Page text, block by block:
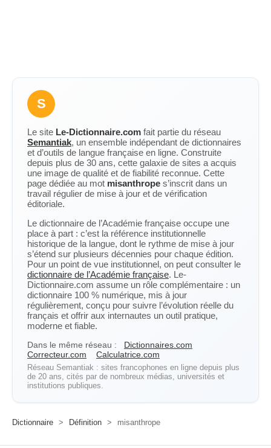
S
Le site Le-Dictionnaire.com fait partie du réseau
Semantiak, un ensemble indépendant de dictionnaires
et d’outils de langue française en ligne. Construite
depuis plus de 30 ans, cette galaxie de sites a acquis
une image de qualité et de fiabilité reconnue. Cette
page dédiée au mot misanthrope s’inscrit dans un
travail régulier de mise à jour et de vérification
éditoriale.
Le dictionnaire de l’Académie française occupe une
place à part : c’est la référence institutionnelle
historique de la langue, dont le rythme de mise à jour
s’étend sur plusieurs décennies pour chaque édition.
Pour un point de vue institutionnel, on peut consulter le
dictionnaire de l’Académie française. Le-
Dictionnaire.com assume un rôle complémentaire : un
dictionnaire 100 % numérique, mis à jour
régulièrement, conçu pour suivre l’évolution réelle du
français et offrir aux internautes un outil pratique,
moderne et fiable.
Dans le même réseau :
Dictionnaires.com
Correcteur.com
Calculatrice.com
Réseau Semantiak : sites francophones en ligne depuis plus
de 20 ans, cités par de nombreux médias, universités et
institutions publiques.
Dictionnaire > Définition > misanthrope